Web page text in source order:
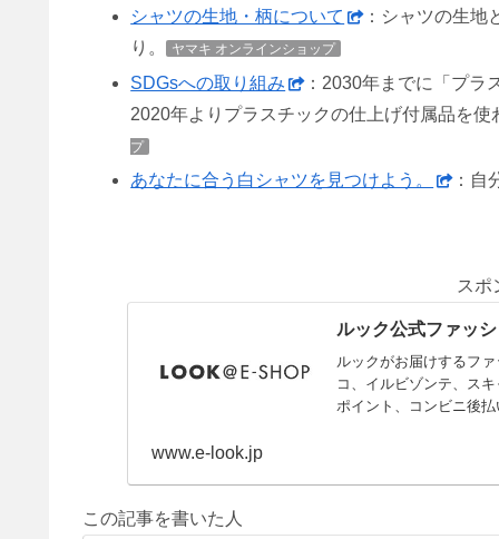
シャツの生地・柄について
：シャツの生地
り。 ヤマキ オンラインショップ
SDGsへの取り組み
：2030年までに「プラ
2020年よりプラスチックの仕上げ付属品を
プ
あなたに合う白シャツを見つけよう。 ：自
スポ
ルック公式ファッ
ルックがお届けするフ
コ、イルビゾンテ、ス
ポイント、コンビニ後
www.e-look.jp
この記事を書いた人